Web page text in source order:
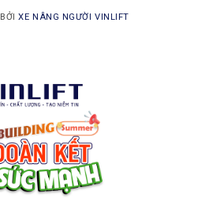
BỞIXE NÂNG NGƯỜI VINLIFT